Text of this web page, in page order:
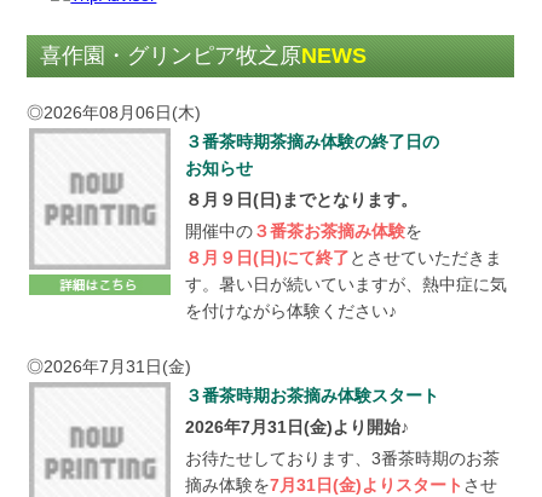
施設案内 ・ アクセス
ご予約・お問い合わせ
会社案内
お知らせのページ
おかげさまでグリンピア牧之原
は30周年を迎えます♪
秋のイベント告知 2025年11
月2日(日)10:00～14:00
周年祭イベント「新茶祭り2026」 開催決定♪
喜作園・グリンピア牧之原NEWS
◎2026年08月06日(木)
３番茶時期茶摘み体験の終了日の
お知らせ
８月９日(日)までとなります。
開催中の３番茶お茶摘み体験を
８月９日(日)にて終了とさせていただきま
す。暑い日が続いていますが、熱中症に気
を付けながら体験ください♪
◎2026年7月31日(金)
３番茶時期お茶摘み体験スタート
2026年7月31日(金)より開始♪
お待たせしております、3番茶時期のお茶
摘み体験を7月31日(金)よりスタート させ